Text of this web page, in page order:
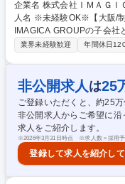
企業名 株式会社ＩＭＡＧＩ
人名 ※未経験OK※【大阪/制作
IMAGICA GROUPの子会
像技術サービス事業を展開
円滑に進むよう、制作全体
ロジェクトの進行管理、タ
各タスクに必要なリソース
注調整など）■上記ほか付随する業務 募集職種 ※未経
進行】映画・ドラマの制作
業界未経験歓迎 年間休日
非公開求人 は25
ご登録いただくと、約25
非公開求人からご希望に沿
求人をご紹介します。
※2026年3月31日時点 ※求人数＝採用
登録して求人を紹介し